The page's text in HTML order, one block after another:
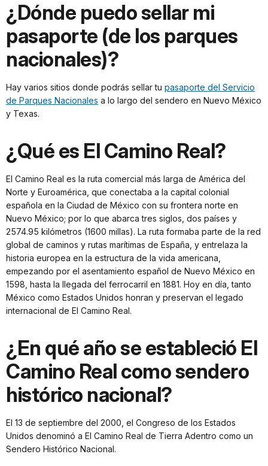
¿Dónde puedo sellar mi
pasaporte (de los parques
nacionales)?
Hay varios sitios donde podrás sellar tu pasaporte del Servicio
de Parques Nacionales a lo largo del sendero en Nuevo México
y Texas.
¿Qué es El Camino Real?
El Camino Real es la ruta comercial más larga de América del
Norte y Euroamérica, que conectaba a la capital colonial
española en la Ciudad de México con su frontera norte en
Nuevo México; por lo que abarca tres siglos, dos países y
2574.95 kilómetros (1600 millas). La ruta formaba parte de la red
global de caminos y rutas marítimas de España, y entrelaza la
historia europea en la estructura de la vida americana,
empezando por el asentamiento español de Nuevo México en
1598, hasta la llegada del ferrocarril en 1881. Hoy en día, tanto
México como Estados Unidos honran y preservan el legado
internacional de El Camino Real.
¿En qué año se estableció El
Camino Real como sendero
histórico nacional?
El 13 de septiembre del 2000, el Congreso de los Estados
Unidos denominó a El Camino Real de Tierra Adentro como un
Sendero Histórico Nacional.